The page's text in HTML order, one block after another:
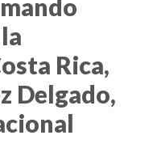
Rica,
Delgado,